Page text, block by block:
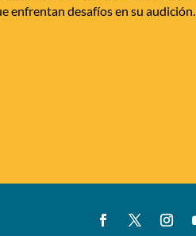
enfrentan desafíos en su audición.